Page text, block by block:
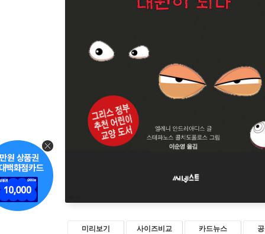
미리보기 사이즈비교 카드뉴스